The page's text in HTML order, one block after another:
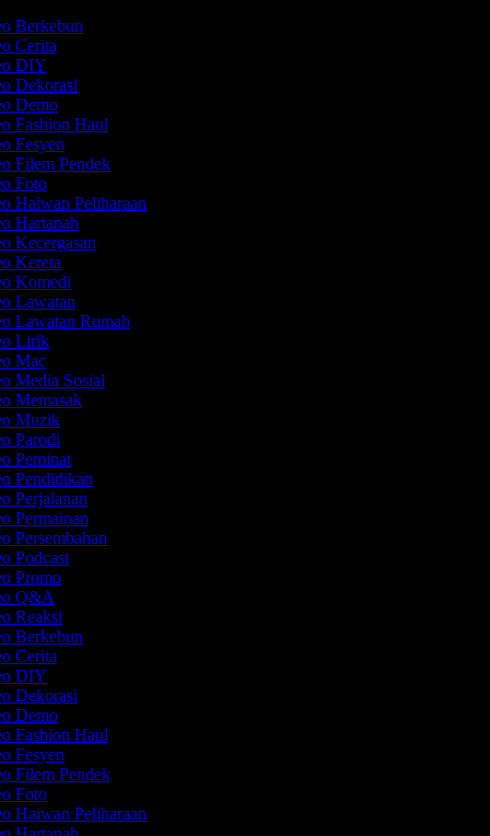
Berkebun
Cerita
DIY
Dekorasi
Demo
Fashion Haul
Fesyen
Filem Pendek
Foto
Haiwan Peliharaan
Hartanah
Kecergasan
Kereta
Komedi
Lawatan
Lawatan Rumah
Lirik
Mac
Media Sosial
Memasak
Muzik
Parodi
Peminat
Pendidikan
Perjalanan
Permainan
Persembahan
Podcast
Promo
Q&A
Reaksi
Berkebun
Cerita
DIY
Dekorasi
Demo
Fashion Haul
Fesyen
Filem Pendek
Foto
Haiwan Peliharaan